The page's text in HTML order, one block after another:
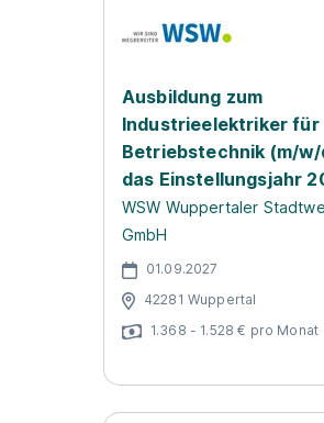
Ausbildung zum
Industrieelektriker für
Betriebstechnik (m/
das Einstellungsjahr
WSW Wuppertaler
GmbH
01.09.2027
42281 Wuppertal
1.368 - 1.528 € pro Monat